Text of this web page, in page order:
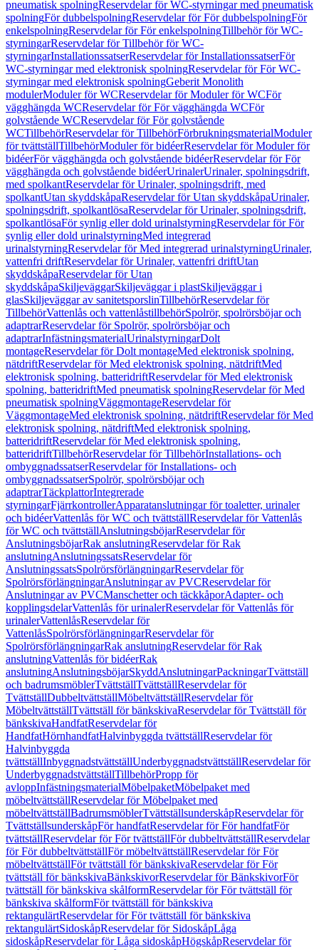
pneumatisk spolningReservdelar för WC-styrningar med pneumatisk
spolningFör dubbelspolningReservdelar för För dubbelspolningFör
enkelspolningReservdelar för För enkelspolningTillbehör för WC-
styrningarReservdelar för Tillbehör för WC-
styrningarInstallationssatserReservdelar för InstallationssatserFör
WC-styrningar med elektronisk spolningReservdelar för För WC-
styrningar med elektronisk spolningGeberit Monolith
modulerModuler för WCReservdelar för Moduler för WCFör
vägghängda WCReservdelar för För vägghängda WCFör
golvstående WCReservdelar för För golvstående
WCTillbehörReservdelar för TillbehörFörbrukningsmaterialModuler
för tvättställTillbehörModuler för bidéerReservdelar för Moduler för
bidéerFör vägghängda och golvstående bidéerReservdelar för För
vägghängda och golvstående bidéerUrinalerUrinaler, spolningsdrift,
med spolkantReservdelar för Urinaler, spolningsdrift, med
spolkantUtan skyddskåpaReservdelar för Utan skyddskåpaUrinaler,
spolningsdrift, spolkantlösaReservdelar för Urinaler, spolningsdrift,
spolkantlösaFör synlig eller dold urinalstyrningReservdelar för För
synlig eller dold urinalstyrningMed integrerad
urinalstyrningReservdelar för Med integrerad urinalstyrningUrinaler,
vattenfri driftReservdelar för Urinaler, vattenfri driftUtan
skyddskåpaReservdelar för Utan
skyddskåpaSkiljeväggarSkiljeväggar i plastSkiljeväggar i
glasSkiljeväggar av sanitetsporslinTillbehörReservdelar för
TillbehörVattenlås och vattenlåstillbehörSpolrör, spolrörsböjar och
adaptrarReservdelar för Spolrör, spolrörsböjar och
adaptrarInfästningsmaterialUrinalstyrningarDolt
montageReservdelar för Dolt montageMed elektronisk spolning,
nätdriftReservdelar för Med elektronisk spolning, nätdriftMed
elektronisk spolning, batteridriftReservdelar för Med elektronisk
spolning, batteridriftMed pneumatisk spolningReservdelar för Med
pneumatisk spolningVäggmontageReservdelar för
VäggmontageMed elektronisk spolning, nätdriftReservdelar för Med
elektronisk spolning, nätdriftMed elektronisk spolning,
batteridriftReservdelar för Med elektronisk spolning,
batteridriftTillbehörReservdelar för TillbehörInstallations- och
ombyggnadssatserReservdelar för Installations- och
ombyggnadssatserSpolrör, spolrörsböjar och
adaptrarTäckplattorIntegrerade
styrningarFjärrkontrollerApparatanslutningar för toaletter, urinaler
och bidéerVattenlås för WC och tvättställReservdelar för Vattenlås
för WC och tvättställAnslutningsböjarReservdelar för
AnslutningsböjarRak anslutningReservdelar för Rak
anslutningAnslutningssatsReservdelar för
AnslutningssatsSpolrörsförlängningarReservdelar för
SpolrörsförlängningarAnslutningar av PVCReservdelar för
Anslutningar av PVCManschetter och täckkåporAdapter- och
kopplingsdelarVattenlås för urinalerReservdelar för Vattenlås för
urinalerVattenlåsReservdelar för
VattenlåsSpolrörsförlängningarReservdelar för
SpolrörsförlängningarRak anslutningReservdelar för Rak
anslutningVattenlås för bidéerRak
anslutningAnslutningsböjarSkyddAnslutningarPackningarTvättställ
och badrumsmöblerTvättställTvättställReservdelar för
TvättställDubbeltvättställMöbeltvättställReservdelar för
MöbeltvättställTvättställ för bänkskivaReservdelar för Tvättställ för
bänkskivaHandfatReservdelar för
HandfatHörnhandfatHalvinbyggda tvättställReservdelar för
Halvinbyggda
tvättställInbyggnadstvättställUnderbyggnadstvättställReservdelar för
UnderbyggnadstvättställTillbehörPropp för
avloppInfästningsmaterialMöbelpaketMöbelpaket med
möbeltvättställReservdelar för Möbelpaket med
möbeltvättställBadrumsmöblerTvättställsunderskåpReservdelar för
TvättställsunderskåpFör handfatReservdelar för För handfatFör
tvättställReservdelar för För tvättställFör dubbeltvättställReservdelar
för För dubbeltvättställFör möbeltvättställReservdelar för För
möbeltvättställFör tvättställ för bänkskivaReservdelar för För
tvättställ för bänkskivaBänkskivorReservdelar för BänkskivorFör
tvättställ för bänkskiva skålformReservdelar för För tvättställ för
bänkskiva skålformFör tvättställ för bänkskiva
rektangulärtReservdelar för För tvättställ för bänkskiva
rektangulärtSidoskåpReservdelar för SidoskåpLåga
sidoskåpReservdelar för Låga sidoskåpHögskåpReservdelar för